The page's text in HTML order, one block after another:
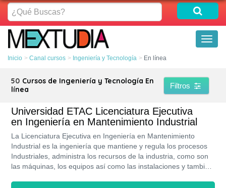
¿Qué
Buscas?
Inicio Canal cursos Ingeniería y Tecnología En línea
50 Cursos de Ingeniería y Tecnología En
línea
Filtros
Universidad ETAC Licenciatura Ejecutiva
en Ingeniería en Mantenimiento Industrial
La Licenciatura Ejecutiva en Ingeniería en Mantenimiento
Industrial es la ingeniería que mantiene y regula los procesos
Industriales, administra los recursos de la industria, como son
las máquinas, los equipos así como las instalaciones y también